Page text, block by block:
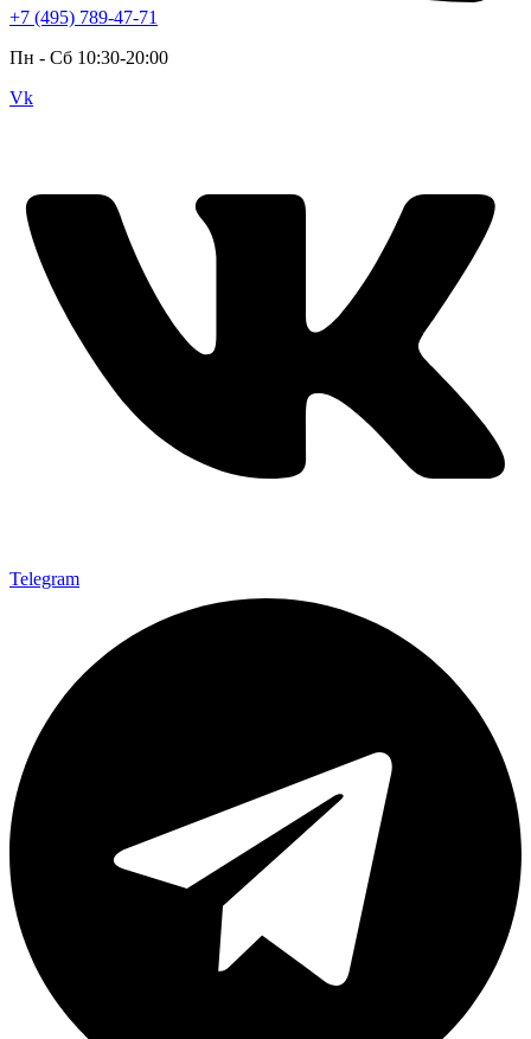
+7 (495) 789-47-71
Пн - Cб 10:30-20:00
Vk
Telegram